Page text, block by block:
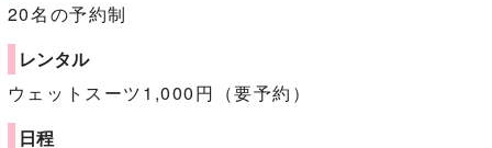
20名の予約制
レンタル
ウェットスーツ1,000円（要予約）
日程